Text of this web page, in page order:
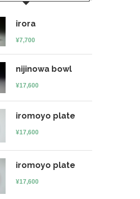
irora
¥7,700
nijinowa bowl
¥17,600
iromoyo plate
¥17,600
iromoyo plate
¥17,600